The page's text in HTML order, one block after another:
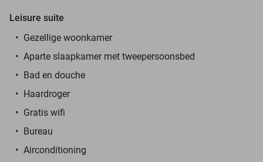
Leisure suite
Gezellige woonkamer
Aparte slaapkamer met tweepersoonsbed
Bad en douche
Haardroger
Gratis wifi
Bureau
Airconditioning